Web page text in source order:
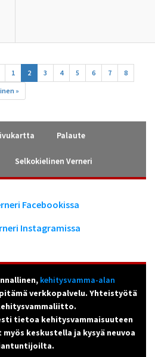
1 2 3 4 5 6 7
8
»
Palaute
Selkokielinen Verneri
Facebookissa
Instagramissa
kehitysvamma-alan
verkkopalvelu. Yhteistyötä
tietoa kehitysvammaisuuteen
keskustella ja kysyä neuvoa